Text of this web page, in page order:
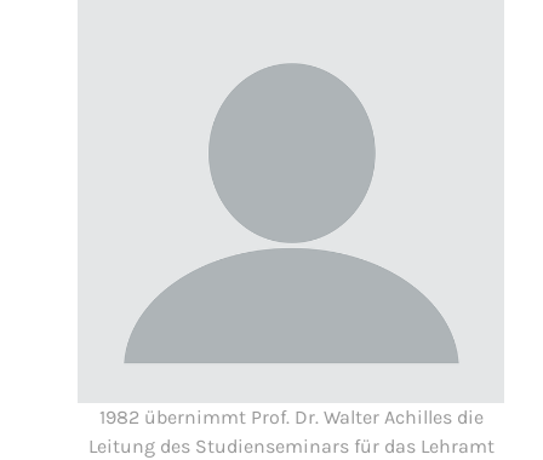
1982 übernimmt Prof. Dr. Walter Achilles die
Leitung des Studienseminars für das Lehramt